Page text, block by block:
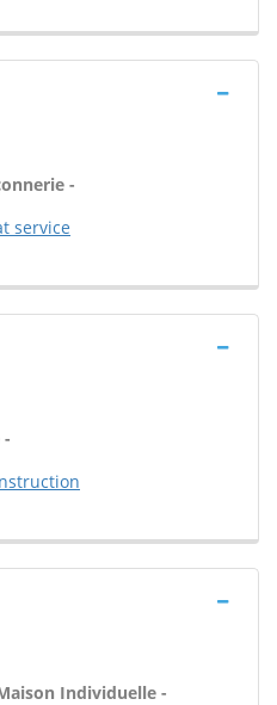
-
service
-
Individuelle -